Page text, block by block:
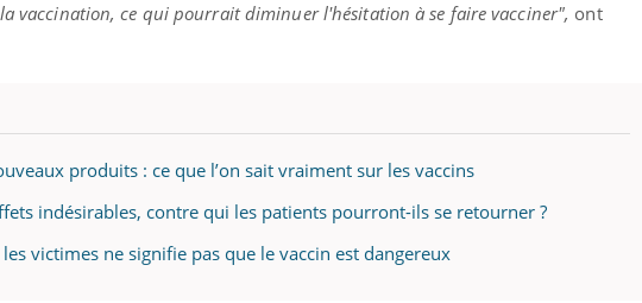
vaccination, ce qui pourrait diminuer l'hésitation à se faire vacciner", ont
produits : ce que l’on sait vraiment sur les vaccins
indésirables, contre qui les patients pourront-ils se retourner ?
victimes ne signifie pas que le vaccin est dangereux